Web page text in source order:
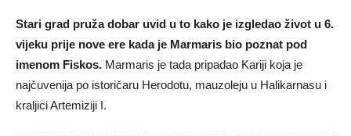
Stari grad pruža dobar uvid u to kako je izgledao život u 6.
vijeku prije nove ere kada je Marmaris bio poznat pod
imenom Fiskos. Marmaris je tada pripadao Kariji koja je
najčuvenija po istoričaru Herodotu, mauzoleju u Halikarnasu i
kraljici Artemiziji I.